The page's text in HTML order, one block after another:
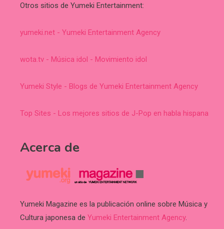
Otros sitios de Yumeki Entertainment:
yumeki.net - Yumeki Entertainment Agency
wota.tv - Música idol - Movimiento idol
Yumeki Style - Blogs de Yumeki Entertainment Agency
Top Sites - Los mejores sitios de J-Pop en habla hispana
Acerca de
Yumeki Magazine es la publicación online sobre Música y
Cultura japonesa de Yumeki Entertainment Agency.